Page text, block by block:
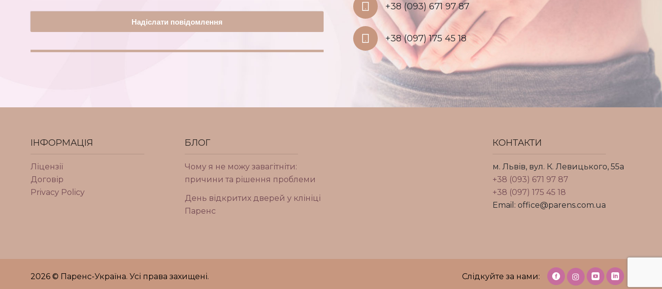
+38 (093) 671 97 87
+38 (097) 175 45 18
ІНФОРМАЦІЯ
Ліцензії
Договір
Privacy Policy
БЛОГ
Чому я не можу завагітніти:
причини та рішення проблеми
День відкритих дверей у клініці
Паренс
КОНТАКТИ
м. Львів, вул. К. Левицького, 55а
+38 (093) 671 97 87
+38 (097) 175 45 18
Email: office@parens.com.ua
2026 © Паренс-Україна. Усі права захищені. Слідкуйте за нами: